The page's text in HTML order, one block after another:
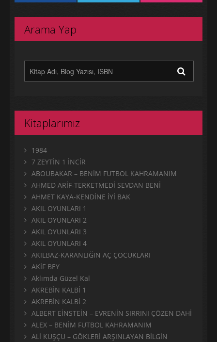
Arama Yap
Kitaplarımız
1984
7 ZEYTİN 1 İNCİR
ABOUBAKAR – BENİM FUTBOL KAHRAMANIM
AHMED ARİF-TERKETMEDİ SEVDAN BENİ
AHMET KAYA-KENDİNE İYİ BAK
AKIL OYUNLARI 1
AKIL OYUNLARI 2
AKIL OYUNLARI 3
AKIL OYUNLARI 4
AKILBAZ-KARANLIĞIN AÇ ÇOCUKLARI
AKİF BEY
Aklımda Güzel Kal
AKREBİN KALBİ 1
AKREBİN KALBİ 2
ALBERT EİNSTEİN – EVRENİN SIRRINI ÇÖZEN DAHİ
ALEX – BENİM FUTBOL KAHRAMANIM
ALİ KUŞÇU – GÖKLERİ ARŞINLAYAN BİLGİN